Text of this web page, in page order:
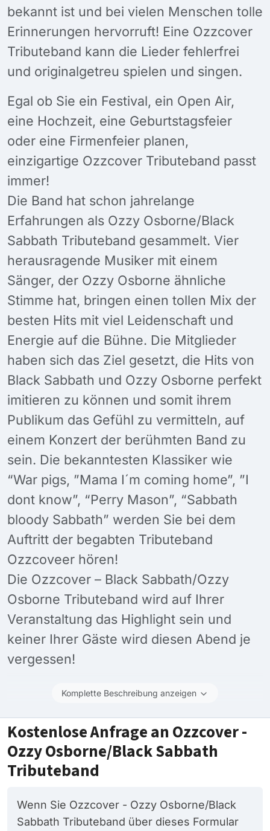
bekannt ist und bei vielen Menschen tolle
Erinnerungen hervorruft! Eine Ozzcover
Tributeband kann die Lieder fehlerfrei
und originalgetreu spielen und singen.
Egal ob Sie ein Festival, ein Open Air,
eine Hochzeit, eine Geburtstagsfeier
oder eine Firmenfeier planen,
einzigartige Ozzcover Tributeband passt
immer!
Die Band hat schon jahrelange
Erfahrungen als Ozzy Osborne/Black
Sabbath Tributeband gesammelt. Vier
herausragende Musiker mit einem
Sänger, der Ozzy Osborne ähnliche
Stimme hat, bringen einen tollen Mix der
besten Hits mit viel Leidenschaft und
Energie auf die Bühne. Die Mitglieder
haben sich das Ziel gesetzt, die Hits von
Black Sabbath und Ozzy Osborne perfekt
imitieren zu können und somit ihrem
Publikum das Gefühl zu vermitteln, auf
einem Konzert der berühmten Band zu
sein. Die bekanntesten Klassiker wie
“War pigs, ”Mama I´m coming home”, ”I
dont know”, “Perry Mason”, “Sabbath
bloody Sabbath” werden Sie bei dem
Auftritt der begabten Tributeband
Ozzcoveer hören!
Die Ozzcover – Black Sabbath/Ozzy
Osborne Tributeband wird auf Ihrer
Veranstaltung das Highlight sein und
keiner Ihrer Gäste wird diesen Abend je
vergessen!
Komplette Beschreibung anzeigen
Kostenlose Anfrage an Ozzcover -
Ozzy Osborne/Black Sabbath
Tributeband
Wenn Sie Ozzcover - Ozzy Osborne/Black
Sabbath Tributeband über dieses Formular